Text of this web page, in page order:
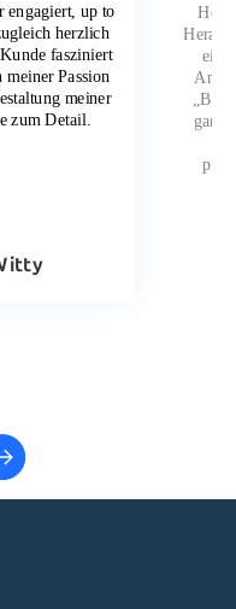
engagiert, up to
herzlich
fasziniert
Passion
meiner
zum Detail.
eine
ganz